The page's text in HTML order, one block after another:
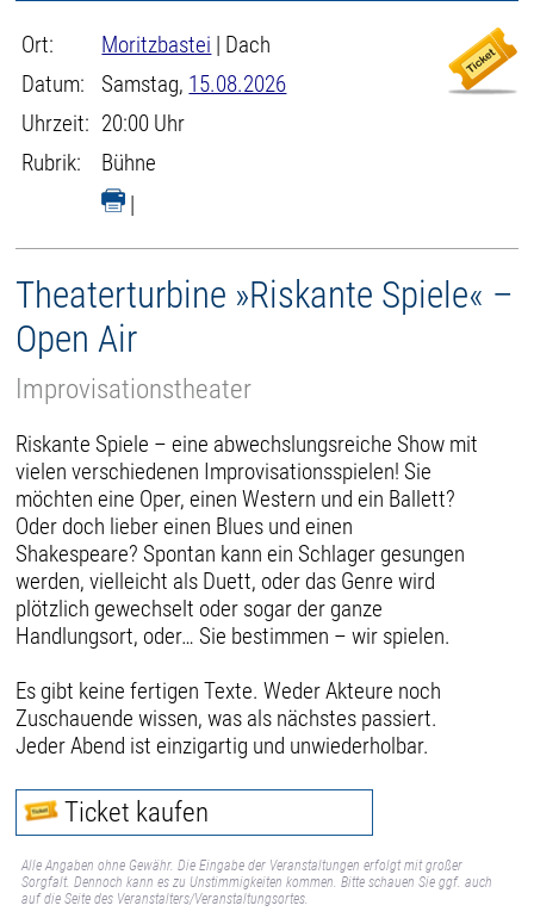
Ort: Moritzbastei | Dach
Datum:
Samstag, 15.08.2026
Uhrzeit: 20:00 Uhr
Rubrik:
Bühne
|
Theaterturbine »Riskante Spiele« –
Open Air
Improvisationstheater
Riskante Spiele – eine abwechslungsreiche Show mit
vielen verschiedenen Improvisationsspielen! Sie
möchten eine Oper, einen Western und ein Ballett?
Oder doch lieber einen Blues und einen
Shakespeare? Spontan kann ein Schlager gesungen
werden, vielleicht als Duett, oder das Genre wird
plötzlich gewechselt oder sogar der ganze
Handlungsort, oder… Sie bestimmen – wir spielen.
Es gibt keine fertigen Texte. Weder Akteure noch
Zuschauende wissen, was als nächstes passiert.
Jeder Abend ist einzigartig und unwiederholbar.
Ticket kaufen
Alle Angaben ohne Gewähr. Die Eingabe der Veranstaltungen erfolgt mit großer
Sorgfalt. Dennoch kann es zu Unstimmigkeiten kommen. Bitte schauen Sie ggf. auch
auf die Seite des Veranstalters/Veranstaltungsortes.